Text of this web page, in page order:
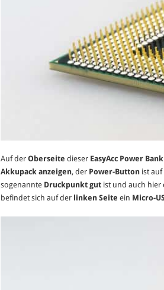
Auf der Oberseite dieser EasyAcc Power Bank
Akkupack anzeigen, der Power-Button ist
sogenannte Druckpunkt gut ist und auch hier
befindet sich auf der linken Seite ein Micro-